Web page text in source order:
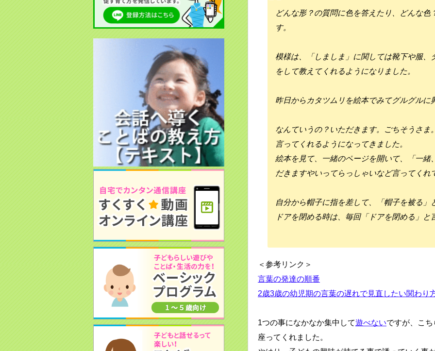
どんな形？の質問に色を答えたり、どんな色
す。
模様は、「しましま」に関しては靴下や服、
をして教えてくれるようになりました。
昨日からカタツムリを絵本でみてグルグルに
なんていうの？いただきます。ごちそうさま
言ってくれるようになってきました。
絵本を見て、一緒のページを開いて、「一緒
だきますやいってらっしゃいなど言ってくれ
自分から帽子に指を差して、「帽子を被る」
ドアを閉める時は、毎回「ドアを閉める」と
＜参考リンク＞
言葉の発達の順番
2歳3歳の幼児期の言葉の遅れで見直したい関わり
1つの事になかなか集中して遊べないですが、こ
座ってくれました。